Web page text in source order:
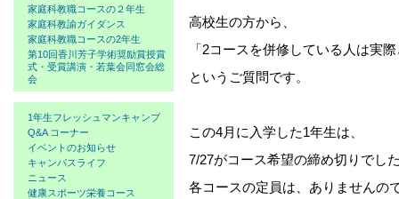
家庭科教職コースの２年生
家庭科教諭ガイダンス
家庭科教職コースの2年生
第10回香川芳子学術奨励賞授賞
式・受賞講演・若葉会同窓会総
会
1年生フレッシュマンキャンプ
Q&A コーナー
イベントのお知らせ
キャンパスライフ
ニュース
健康スポーツ栄養コース
高校生の方から、
「2コースを併修している人は実
というご質問です。
この4月に入学した1年生は、
7/27がコース希望の締め切りでし
各コースの定員は、ありませんの